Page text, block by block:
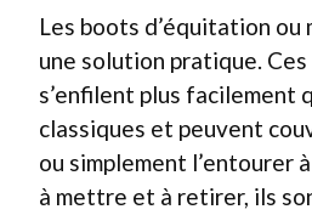
Les boots d’équitation
une solution pratique.
s’enfilent plus facilement
classiques et peuvent
ou simplement l’entourer
à mettre et à retirer, ils